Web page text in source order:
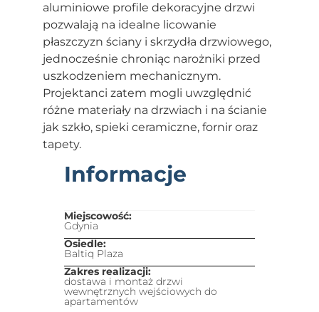
aluminiowe profile dekoracyjne drzwi
pozwalają na idealne licowanie
płaszczyzn ściany i skrzydła drzwiowego,
jednocześnie chroniąc narożniki przed
uszkodzeniem mechanicznym.
Projektanci zatem mogli uwzględnić
różne materiały na drzwiach i na ścianie
jak szkło, spieki ceramiczne, fornir oraz
tapety.
Informacje
Miejscowość:
Gdynia
Osiedle:
Baltiq Plaza
Zakres realizacji:
dostawa i montaż drzwi
wewnętrznych wejściowych do
apartamentów